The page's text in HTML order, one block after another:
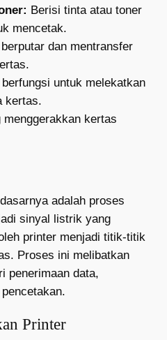
Berisi tinta atau toner
mencetak.
dan mentransfer
untuk melekatkan
kertas.
menggerakkan kertas
adalah proses
sinyal listrik yang
printer menjadi titik-titik
Proses ini melibatkan
penerimaan data,
Printer